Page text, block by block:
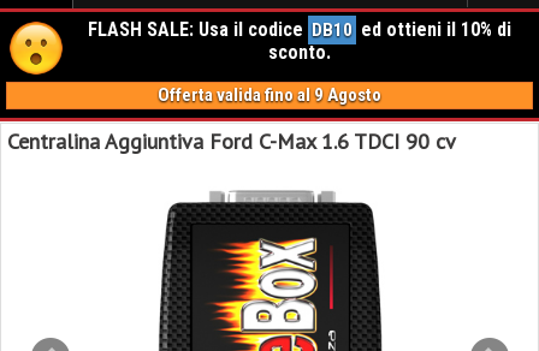
FLASH SALE: Usa il codice DB10 ed ottieni il 10% di
sconto.
Offerta valida fino al 9 Agosto
Centralina Aggiuntiva Ford C-Max 1.6 TDCI 90 cv